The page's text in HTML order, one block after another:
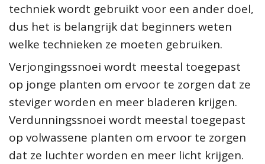
techniek wordt gebruikt voor een ander doel,
dus het is belangrijk dat beginners weten
welke technieken ze moeten gebruiken.
Verjongingssnoei wordt meestal toegepast
op jonge planten om ervoor te zorgen dat ze
steviger worden en meer bladeren krijgen.
Verdunningssnoei wordt meestal toegepast
op volwassene planten om ervoor te zorgen
dat ze luchter worden en meer licht krijgen.